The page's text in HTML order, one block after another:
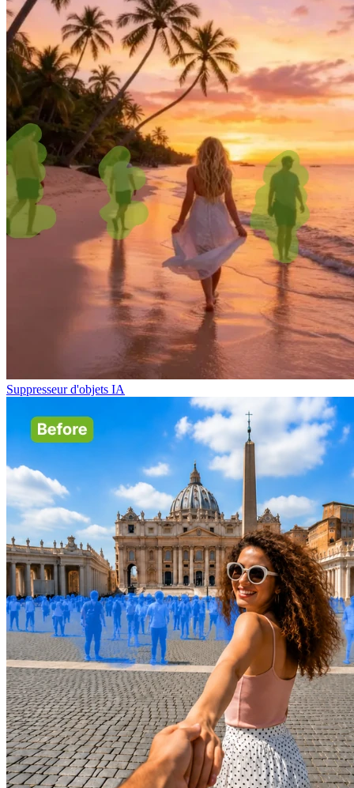
Suppresseur d'objets IA